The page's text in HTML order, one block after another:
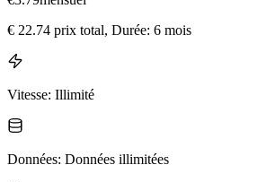
€ 22.74 prix total, Durée: 6 mois
Vitesse: Illimité
Données: Données illimitées